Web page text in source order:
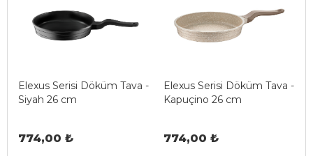
Elexus Serisi Döküm Tava -
Siyah 26 cm
774,00 ₺
Elexus Serisi Döküm Tava -
Kapuçino 26 cm
774,00 ₺